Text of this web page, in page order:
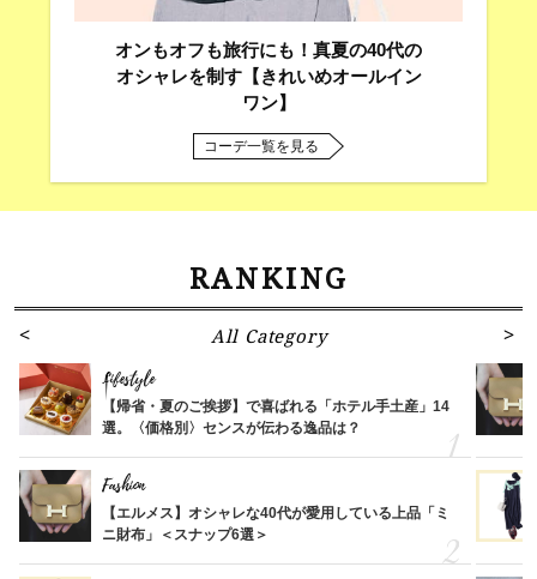
オンもオフも旅行にも！真夏の40代の
オシャレを制す【きれいめオールイン
ワン】
コーデ一覧を見る
RANKING
All Category
Lifestyle
【帰省・夏のご挨拶】で喜ばれる「ホテル手土産」14
選。〈価格別〉センスが伝わる逸品は？
Fashion
【エルメス】オシャレな40代が愛用している上品「ミ
ニ財布」＜スナップ6選＞